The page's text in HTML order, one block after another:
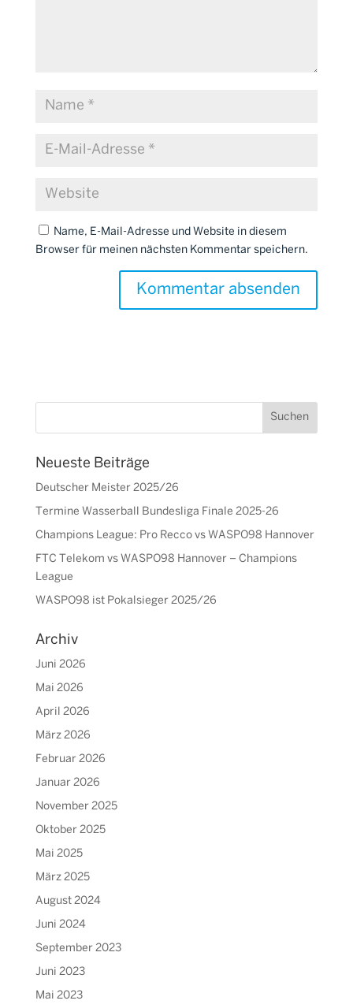
Name, E-Mail-Adresse und Website in diesem
Browser für meinen nächsten Kommentar speichern.
Neueste Beiträge
Deutscher Meister 2025/26
Termine Wasserball Bundesliga Finale 2025-26
Champions League: Pro Recco vs WASPO98 Hannover
FTC Telekom vs WASPO98 Hannover – Champions
League
WASPO98 ist Pokalsieger 2025/26
Archiv
Juni 2026
Mai 2026
April 2026
März 2026
Februar 2026
Januar 2026
November 2025
Oktober 2025
Mai 2025
März 2025
August 2024
Juni 2024
September 2023
Juni 2023
Mai 2023